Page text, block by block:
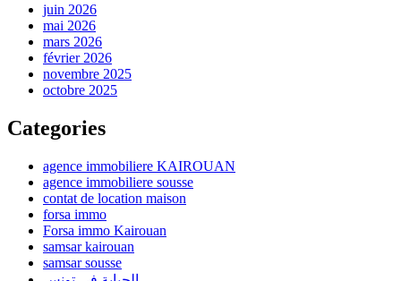
juin 2026
mai 2026
mars 2026
février 2026
novembre 2025
octobre 2025
Categories
agence immobiliere KAIROUAN
agence immobiliere sousse
contat de location maison
forsa immo
Forsa immo Kairouan
samsar kairouan
samsar sousse